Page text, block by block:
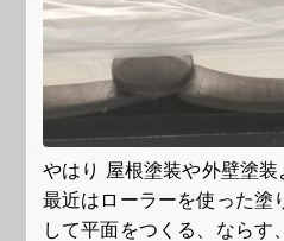
やはり 屋根塗装や外壁塗装
最近はローラーを使った塗
して平面をつくる、ならす